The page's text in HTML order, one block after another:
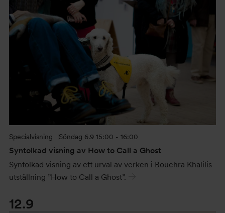
Söndag 6.9 15:00 - 16:00
Specialvisning
Syntolkad visning av How to Call a Ghost
Syntolkad visning av ett urval av verken i Bouchra Khalilis
utställning ”How to Call a Ghost”.
12.9